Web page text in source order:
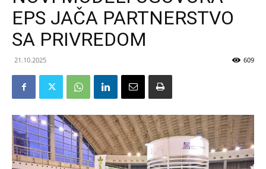
EPS JAČA PARTNERSTVO
SA PRIVREDOM
21.10.2025 609